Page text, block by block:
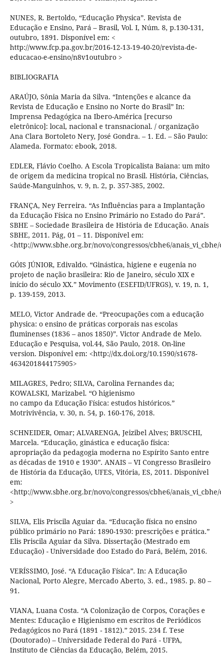
NUNES, R. Bertoldo, “Educação Physica”. Revista de
Educação e Ensino, Pará – Brasil, Vol. I, Núm. 8, p.130-131,
outubro, 1891. Disponível em: <
http://www.fcp.pa.gov.br/2016-12-13-19-40-20/revista-de-
educacao-e-ensino/n8v1outubro >
BIBLIOGRAFIA
ARAÚJO, Sônia Maria da Silva. “Intenções e alcance da
Revista de Educação e Ensino no Norte do Brasil” In:
Imprensa Pedagógica na Ibero-América [recurso
eletrônico]: local, nacional e transnacional. / organização
Ana Clara Bortoleto Nery, José Gondra. – 1. Ed. – São Paulo:
Alameda. Formato: ebook, 2018.
EDLER, Flávio Coelho. A Escola Tropicalista Baiana: um mito
de origem da medicina tropical no Brasil. História, Ciências,
Saúde-Manguinhos, v. 9, n. 2, p. 357-385, 2002.
FRANÇA, Ney Ferreira. “As Influências para a Implantação
da Educação Física no Ensino Primário no Estado do Pará”.
SBHE – Sociedade Brasileira de História de Educação. Anais
SBHE, 2011. Pág, 01 – 11. Disponível em:
<http://www.sbhe.org.br/novo/congressos/cbhe6/
GÓIS JÚNIOR, Edivaldo. “Ginástica, higiene e eugenia no
projeto de nação brasileira: Rio de Janeiro, século XIX e
início do século XX.” Movimento (ESEFID/UFRGS), v. 19, n. 1,
p. 139-159, 2013.
MELO, Victor Andrade de. “Preocupações com a educação
physica: o ensino de práticas corporais nas escolas
fluminenses (1836 – anos 1850)”. Victor Andrade de Melo.
Educação e Pesquisa, vol.44, São Paulo, 2018. On-line
version. Disponível em: <http://dx.doi.org/10.1590/s1678-
4634201844175905>
MILAGRES, Pedro; SILVA, Carolina Fernandes da;
KOWALSKI, Marizabel. “O higienismo
no campo da Educação Física: estudos históricos.”
Motrivivência, v. 30, n. 54, p. 160-176, 2018.
SCHNEIDER, Omar; ALVARENGA, Jeizibel Alves; BRUSCHI,
Marcela. “Educação, ginástica e educação física:
apropriação da pedagogia moderna no Espírito Santo entre
as décadas de 1910 e 1930”. ANAIS – VI Congresso Brasileiro
de História da Educação, UFES, Vitória, ES, 2011. Disponível
em:
<http://www.sbhe.org.br/novo/congressos/cbhe6/
>
SILVA, Elis Priscila Aguiar da. “Educação física no ensino
público primário no Pará: 1890-1930: prescrições e prática.”
Elis Priscila Aguiar da Silva. Dissertação (Mestrado em
Educação) - Universidade doo Estado do Pará, Belém, 2016.
VERÍSSIMO, José. “A Educação Física”. In: A Educação
Nacional, Porto Alegre, Mercado Aberto, 3. ed., 1985. p. 80 –
91.
VIANA, Luana Costa. “A Colonização de Corpos, Corações e
Mentes: Educação e Higienismo em escritos de Periódicos
Pedagógicos no Pará (1891 - 1812).” 2015. 234 f. Tese
(Doutorado) – Universidade Federal do Pará - UFPA,
Instituto de Ciências da Educação, Belém, 2015.